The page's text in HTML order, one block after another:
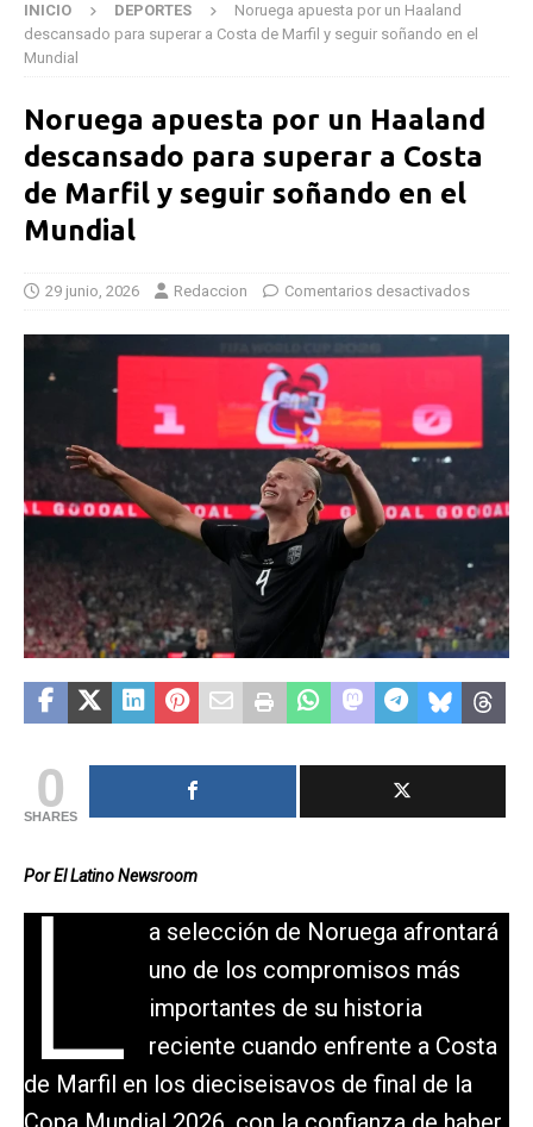
INICIO DEPORTES
Noruega apuesta por un Haaland
descansado para superar a Costa de Marfil y seguir soñando en el
Mundial
Noruega apuesta por un Haaland
descansado para superar a Costa
de Marfil y seguir soñando en el
Mundial
29 junio, 2026 Redaccion Comentarios desactivados
0
SHARES
Por El Latino Newsroom
L
a selección de Noruega afrontará
uno de los compromisos más
importantes de su historia
reciente cuando enfrente a Costa
de Marfil en los dieciseisavos de final de la